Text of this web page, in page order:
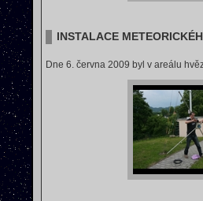
INSTALACE
Dne 6. června 2009 byl v areálu